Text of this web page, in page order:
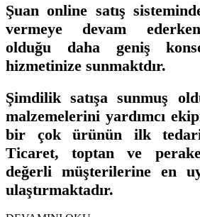
Şuan online satış
vermeye devam
olduğu daha geniş
hizmetinize sunmaktdır.
Şimdilik satışa sunmuş
malzemelerini yardımcı
bir çok ürünün ilk
Ticaret, toptan ve
değerli müşterilerine en
ulaştırmaktadır.